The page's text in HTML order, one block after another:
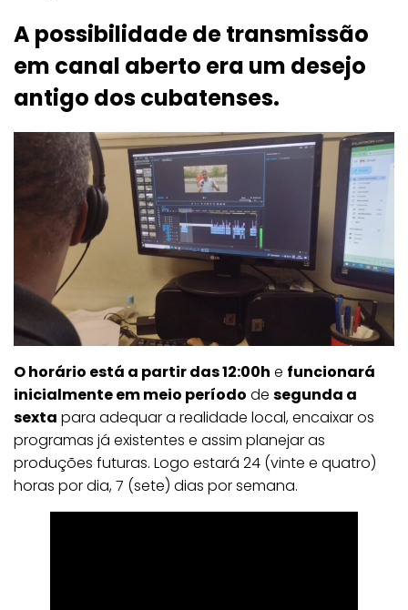
A possibilidade de transmissão
em canal aberto era um desejo
antigo dos cubatenses.
O horário está a partir das 12:00h e funcionará
inicialmente em meio período de segunda a
sexta para adequar a realidade local, encaixar os
programas já existentes e assim planejar as
produções futuras. Logo estará 24 (vinte e quatro)
horas por dia, 7 (sete) dias por semana.